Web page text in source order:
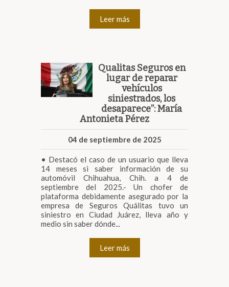
Leer más
Qualitas Seguros en
lugar de reparar
vehículos
siniestrados, los
desaparece”: María
Antonieta Pérez
04 de septiembre de 2025
• Destacó el caso de un usuario que lleva
14 meses si saber información de su
automóvil Chihuahua, Chih. a 4 de
septiembre del 2025.- Un chofer de
plataforma debidamente asegurado por la
empresa de Seguros Quálitas tuvo un
siniestro en Ciudad Juárez, lleva año y
medio sin saber dónde...
Leer más